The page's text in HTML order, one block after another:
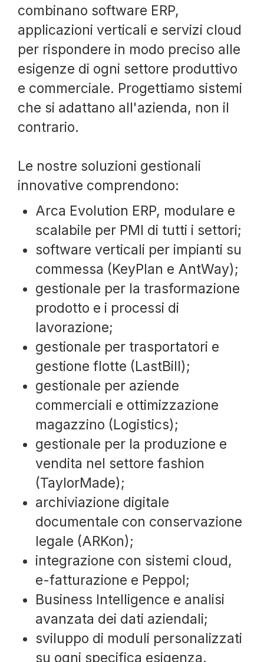
combinano software ERP,
applicazioni verticali e servizi cloud
per rispondere in modo preciso alle
esigenze di ogni settore produttivo
e commerciale. Progettiamo sistemi
che si adattano all'azienda, non il
contrario.
Le nostre soluzioni gestionali
innovative comprendono:
Arca Evolution ERP, modulare e
scalabile per PMI di tutti i settori;
software verticali per impianti su
commessa (KeyPlan e AntWay);
gestionale per la trasformazione
prodotto e i processi di
lavorazione;
gestionale per trasportatori e
gestione flotte (LastBill);
gestionale per aziende
commerciali e ottimizzazione
magazzino (Logistics);
gestionale per la produzione e
vendita nel settore fashion
(TaylorMade);
archiviazione digitale
documentale con conservazione
legale (ARKon);
integrazione con sistemi cloud,
e-fatturazione e Peppol;
Business Intelligence e analisi
avanzata dei dati aziendali;
sviluppo di moduli personalizzati
su ogni specifica esigenza.